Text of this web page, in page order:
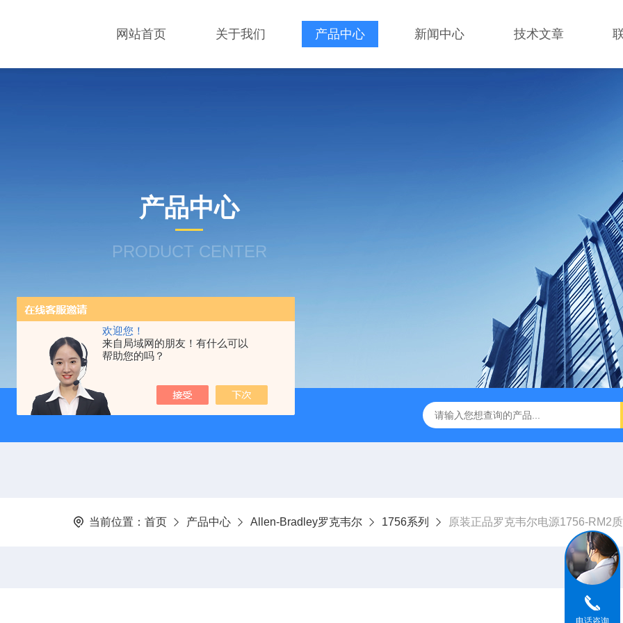
欢迎您！
来自局域网的朋友！有什么可以
帮助您的吗？
网站首页 关于我们 产品中心 新闻中心 技术文章
产品中心
PRODUCT CENTER
当前位置： 首页 产品中心 Allen-Bradley罗克韦尔 1756系列 原装正品罗克韦尔电源1756-RM2
电话咨询